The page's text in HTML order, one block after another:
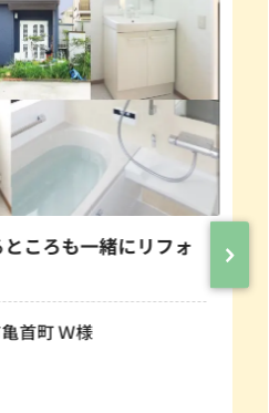
ころも一緒にリフォ
首町 Ｗ様